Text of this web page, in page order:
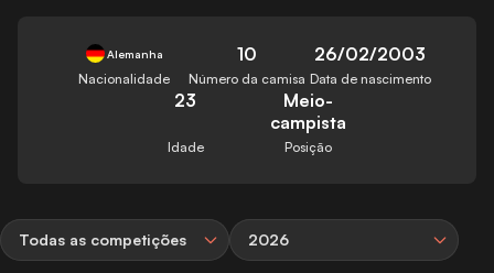
Alemanha
Nacionalidade
10
Número da camisa
26/02/2003
Data de nascimento
23
Idade
Meio-
campista
Posição
Todas as competições 2026